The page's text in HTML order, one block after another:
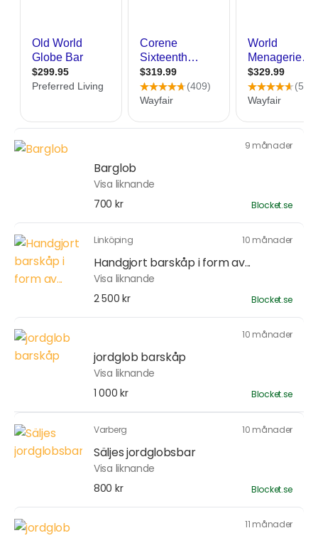
9 månader
Barglob
Visa liknande
700 kr
Blocket.se
Linköping 10 månader
Handgjort barskåp i form av...
Visa liknande
2 500 kr
Blocket.se
10 månader
jordglob barskåp
Visa liknande
1 000 kr
Blocket.se
Varberg 10 månader
Säljes jordglobsbar
Visa liknande
800 kr
Blocket.se
11 månader